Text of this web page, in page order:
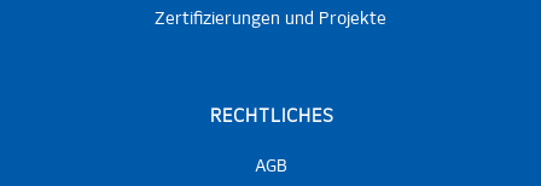
Zertifizierungen und Projekte
RECHTLICHES
AGB